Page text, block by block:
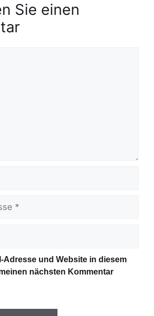
Sie einen
Adresse und Website in diesem
nächsten Kommentar